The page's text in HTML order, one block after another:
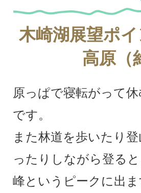
木崎湖展望ポ
高原（
原っぱで寝転がって
です。
また林道を歩いたり登
ったりしながら登る
峰というピークに出